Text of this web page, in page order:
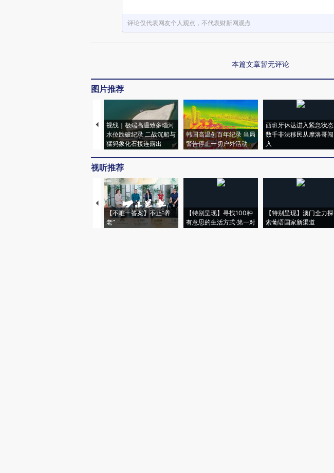
评论仅代表网友个人观点，不代表财新网观点
本篇文章暂无评论
图片推荐
视线｜极端高温致多瑙河
水位跌破纪录 二战沉船与
猛犸象化石接连露出
韩国高温创百年纪录 当局
警告停止一切户外活动
西班牙休达进入紧急状态
数千非法移民从摩洛哥闯
入
视听推荐
【不唯一答案】不止“养
老”
【特别呈现】寻找100种
有意思的生活方式·第一对
【特别呈现】澳门全力探
索葡语国家新渠道